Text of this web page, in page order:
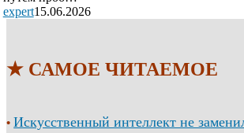
expert15.06.2026
★ САМОЕ ЧИТАЕМОЕ
• Искусственный интеллект не